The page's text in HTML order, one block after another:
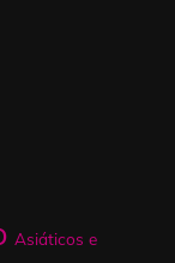
Asiáticos e